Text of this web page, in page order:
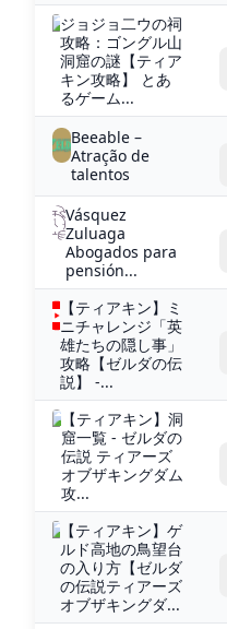
ジョジョ二ウの祠
攻略：ゴングル山
洞窟の謎【ティア
キン攻略】 とあ
るゲーム...
Beeable –
Atração de
talentos
Vásquez
Zuluaga
Abogados para
pensión...
【ティアキン】ミ
ニチャレンジ「英
雄たちの隠し事」
攻略【ゼルダの伝
説】 -...
【ティアキン】洞
窟一覧 - ゼルダの
伝説 ティアーズ
オブザキングダム
攻...
【ティアキン】ゲ
ルド高地の鳥望台
の入り方【ゼルダ
の伝説ティアーズ
オブザキングダ...